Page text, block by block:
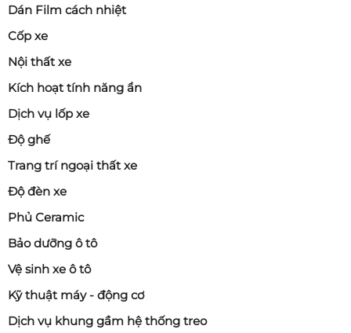
Dán Film cách nhiệt
Cốp xe
Nội thất xe
Kích hoạt tính năng ẩn
Dịch vụ lốp xe
Độ ghế
Trang trí ngoại thất xe
Độ đèn xe
Phủ Ceramic
Bảo dưỡng ô tô
Vệ sinh xe ô tô
Kỹ thuật máy - động cơ
Dịch vụ khung gầm hệ thống treo